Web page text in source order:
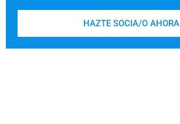
HAZTE SOCIA/O AHORA